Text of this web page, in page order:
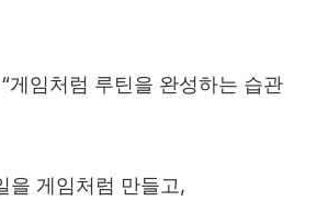
임처럼 루틴을 완성하는 습관
을 게임처럼 만들고,